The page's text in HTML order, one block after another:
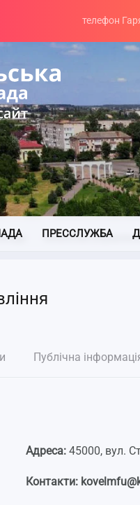
телефон
ПРЕССЛУЖБА
Фінансове
Публічна
Адреса: 45000, вул.
Контакти: